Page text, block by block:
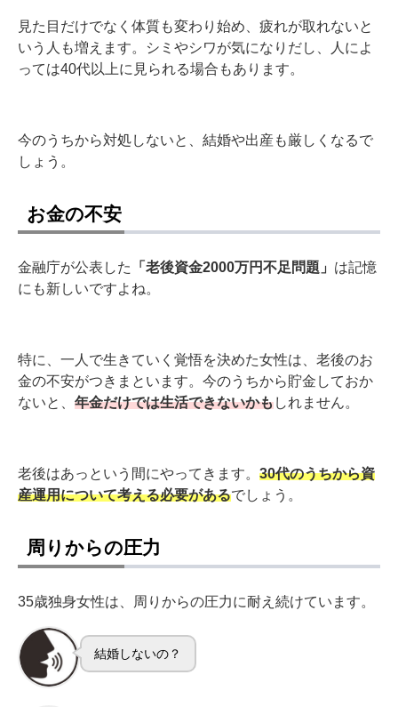
見た目だけでなく体質も変わり始め、疲れが取れないと
いう人も増えます。シミやシワが気になりだし、人によ
っては40代以上に見られる場合もあります。
今のうちから対処しないと、結婚や出産も厳しくなるで
しょう。
お金の不安
金融庁が公表した 「老後資金2000万円不足問題」 は記憶
にも新しいですよね。
特に、一人で生きていく覚悟を決めた女性は、老後のお
金の不安がつきまといます。今のうちから貯金しておか
ないと、 年金だけでは生活できないかもしれません。
老後はあっという間にやってきます。 30代のうちから資
産運用について考える必要があるでしょう。
周りからの圧力
35歳独身女性は、周りからの圧力に耐え続けています。
結婚しないの？